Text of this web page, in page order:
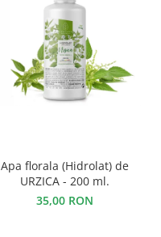
Apa florala (Hidrolat) de
URZICA - 200 ml.
35,00 RON